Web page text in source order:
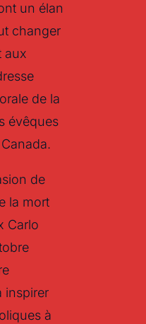
un élan
changer
aux
de la
évêques
de
la mort
Carlo
inspirer
à